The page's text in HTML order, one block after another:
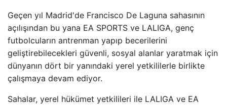
Geçen yıl Madrid'de Francisco De Laguna sahasının
açılışından bu yana EA SPORTS ve LALIGA, genç
futbolcuların antrenman yapıp becerilerini
geliştirebilecekleri güvenli, sosyal alanlar yaratmak için
dünyanın dört bir yanındaki yerel yetkililerle birlikte
çalışmaya devam ediyor.
Sahalar, yerel hükümet yetkilileri ile LALIGA ve EA